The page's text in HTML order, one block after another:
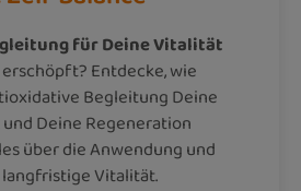
für Deine Vitalität
Entdecke, wie
Begleitung Deine
Deine Regeneration
über die Anwendung und
Vitalität.